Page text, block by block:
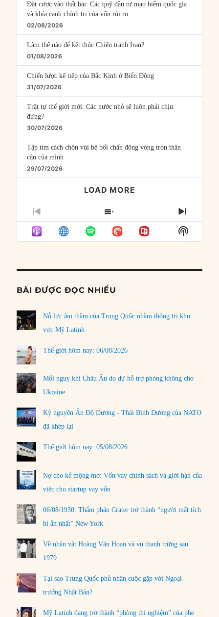
Đặt cược vào thất bại: Các quỹ đầu tư mạo hiểm quốc gia
và khía cạnh chính trị của vốn rủi ro
02/08/2026
Làm thế nào để kết thúc Chiến tranh Iran?
01/08/2026
Chiến lược kế tiếp của Bắc Kinh ở Biển Đông
31/07/2026
Trật tự thế giới mới: Các nước nhỏ sẽ luôn phải chịu
đựng?
30/07/2026
Tập tìm cách chôn vùi bê bối chấn động vòng tròn thân
cận của mình
29/07/2026
LOAD MORE
PREVIOUS
EPISODE
SHOW
EPISODES
LIST
NEXT
Show
Podcast
BÀI ĐƯỢC ĐỌC NHIỀU
Nỗ lực âm thầm của Trung Quốc nhằm thống trị khu
vực Mỹ Latinh
Thế giới hôm nay: 06/08/2026
Mối nguy khi Châu Âu do dự hỗ trợ phòng không cho
Ukraine
Kỷ nguyên Ấn Độ Dương - Thái Bình Dương của NATO
đã khép lại
Thế giới hôm nay: 05/08/2026
Nợ cho kẻ mộng mơ: Vốn vay chính sách và giới hạn của
việc cho startup vay vốn
06/08/1930: Thẩm phán Crater trở thành “người mất tích
bí ẩn nhất” New York
Về nhân vật Hoàng Văn Hoan và vụ thanh trừng sau
1979
Tại sao Trung Quốc phủ nhận cuộc gặp với Ngoại
trưởng Nhật Bản?
Mỹ Latinh đang trở thành “phòng thí nghiệm” của phe